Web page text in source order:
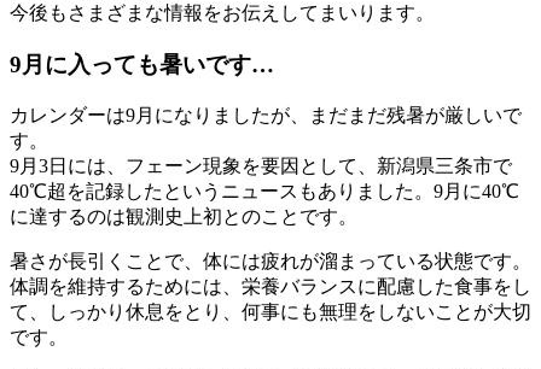
今後もさまざまな情報をお伝えしてまいります。
9月に入っても暑いです…
カレンダーは9月になりましたが、まだまだ残暑が厳しいで
す。
9月3日には、フェーン現象を要因として、新潟県三条市で
40℃超を記録したというニュースもありました。9月に40℃
に達するのは観測史上初とのことです。
暑さが長引くことで、体には疲れが溜まっている状態です。
体調を維持するためには、栄養バランスに配慮した食事をし
て、しっかり休息をとり、何事にも無理をしないことが大切
です。